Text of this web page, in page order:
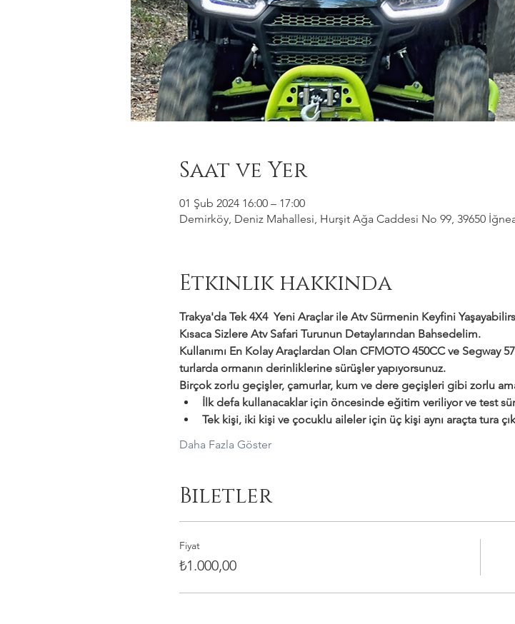
Saat ve Yer
01 Şub 2024 16:00 – 17:00
Demirköy, Deniz Mahallesi, Hurşit Ağa Caddesi No 99, 39650
Etkinlik hakkında
Trakya'da Tek 4X4  Yeni Araçlar ile Atv Sürmenin Keyfini
Kısaca Sizlere Atv Safari Turunun Detaylarından Bahsedelim.
Kullanımı En Kolay Araçlardan Olan CFMOTO 450CC ve Segway
turlarda ormanın derinliklerine sürüşler yapıyorsunuz.
Birçok zorlu geçişler, çamurlar, kum ve dere geçişleri gibi zorlu
İlk defa kullanacaklar için öncesinde eğitim veriliyor ve test
Tek kişi, iki kişi ve çocuklu aileler için üç kişi aynı araçta tura
Daha Fazla Göster
Biletler
Fiyat
₺1.000,00